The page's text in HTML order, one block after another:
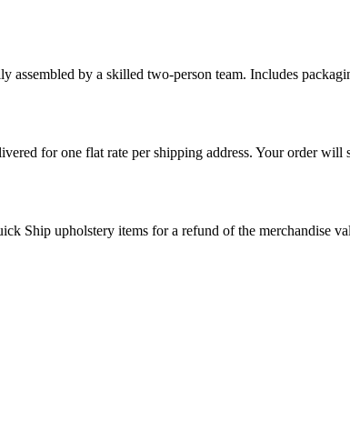
by a skilled two-person team. Includes
for one flat rate per shipping address. Your order
Ship upholstery items for a refund of the merchandise